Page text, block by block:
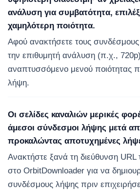
ανάλυση για συμβατότητα,
χαμηλότερη ποιότητα.
Αφού ανακτήσετε τους συνδέσμους
την επιθυμητή ανάλυση (π.χ.,
αναπτυσσόμενο μενού ποιότητας
λήψη.
Οι σελίδες καναλιών μερικές
άμεσοι σύνδεσμοι λήψης μετά
προκαλώντας αποτυχημένες
Ανακτήστε ξανά τη διεύθυνση URL
στο OrbitDownloader για να
συνδέσμους λήψης πριν